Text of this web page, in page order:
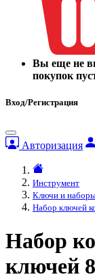
Вы еще не
покупок
Вход/Регистрация
Авторизация
Инструмент
Ключи и
Набор ключей
Набор
ключей